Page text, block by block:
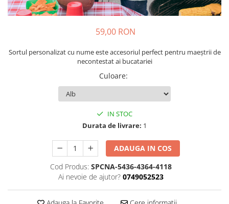
Tricouri Mesaje Virale
Tricouri Copii
59,00 RON
Sortul personalizat cu nume este accesoriul perfect pentru maeștrii de
necontestat ai bucatariei
Culoare:
IN STOC
Durata de livrare: 1
ADAUGA IN COS
Cod Produs: SPCNA-5436-4364-4118
Ai nevoie de ajutor? 0749052523